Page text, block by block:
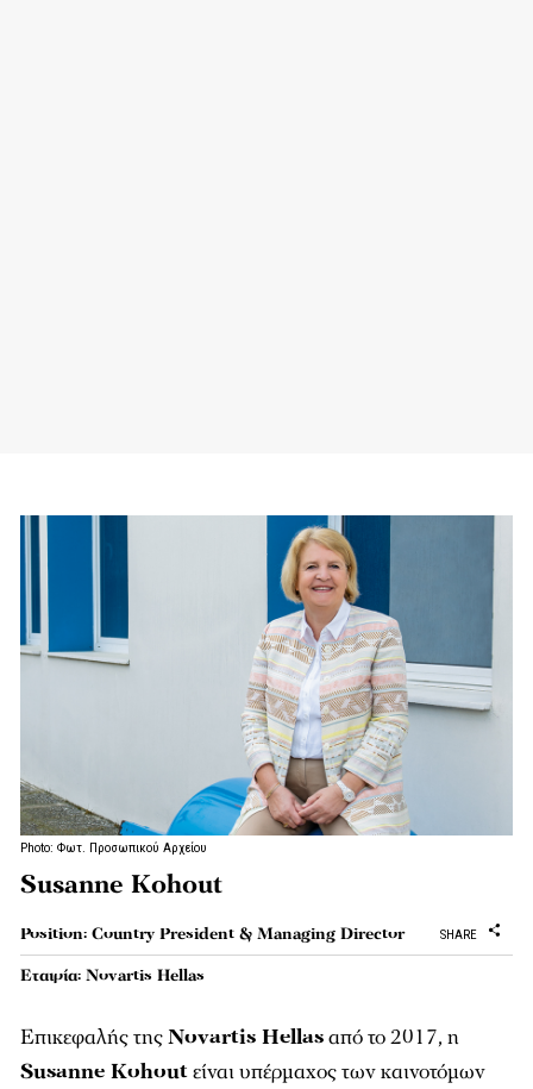
Photo: Φωτ. Προσωπικού Αρχείου
Susanne Kohout
SHARE
Position: Country President & Managing Director
Εταιρία: Novartis Hellas
Επικεφαλής τηςNovartis Hellasαπό το 2017, η
Susanne Kohoutείναι υπέρμαχος των καινοτόμων